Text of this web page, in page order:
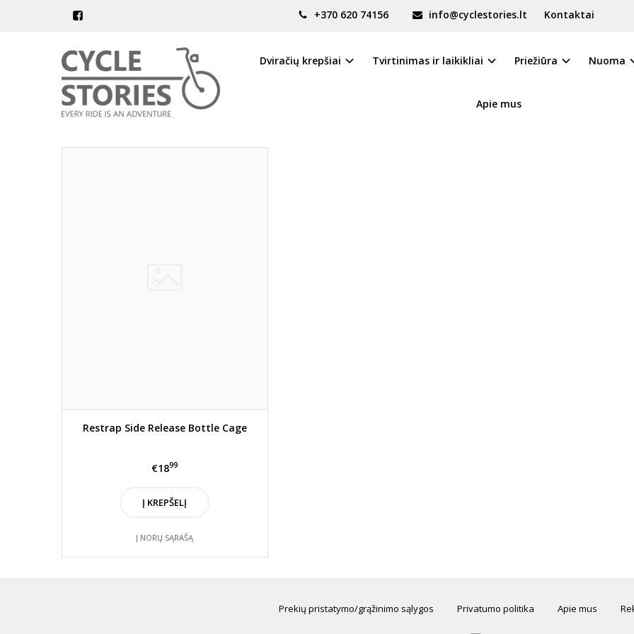
+370 620 74156 info@cyclestories.lt Kontaktai
Dviračių krepšiai Tvirtinimas ir laikikliai Priežiūra Nuoma
Apie mus
Pagrindinis Prekių paieška
Restrap Side Release Bottle Cage
€1899
Į KREPŠELĮ
Į NORŲ SĄRAŠĄ
Prekių pristatymo/grąžinimo sąlygos Privatumo politika Apie mus